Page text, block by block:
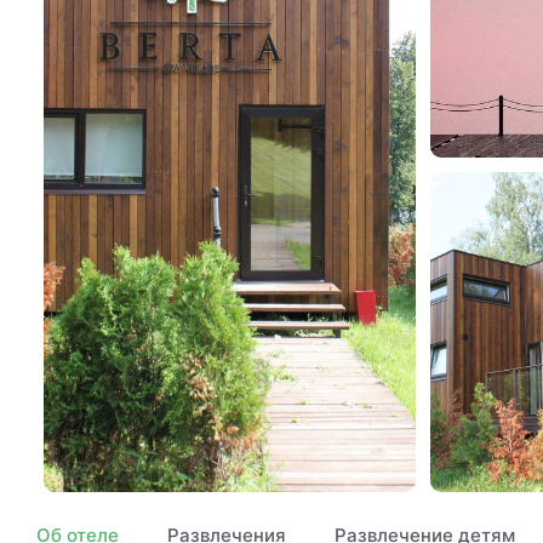
Об отеле Развлечения Развлечение детям